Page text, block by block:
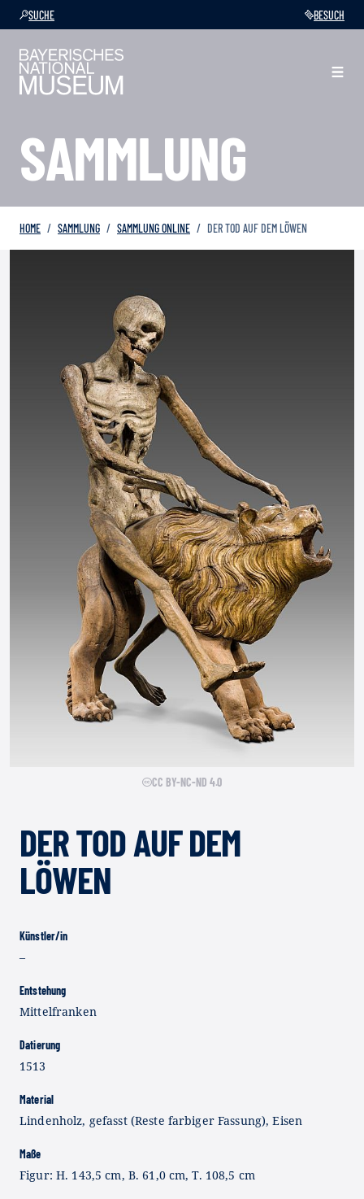
SUCHE BESUCH
SAMMLUNG
HOME SAMMLUNG SAMMLUNG ONLINE DER TOD AUF DEM LÖWEN
CC BY-NC-ND 4.0
DER TOD AUF DEM
LÖWEN
Künstler/in
–
Entstehung
Mittelfranken
Datierung
1513
Material
Lindenholz, gefasst (Reste farbiger Fassung), Eisen
Maße
Figur: H. 143,5 cm, B. 61,0 cm, T. 108,5 cm